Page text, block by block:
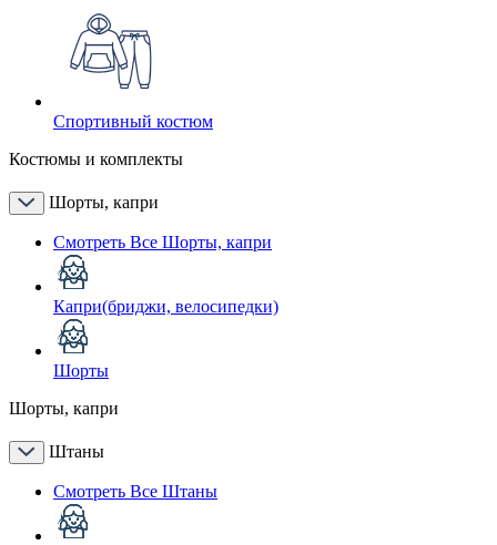
Спортивный костюм
Костюмы и комплекты
Шорты, капри
Смотреть Все Шорты, капри
Капри(бриджи, велосипедки)
Шорты
Шорты, капри
Штаны
Смотреть Все Штаны